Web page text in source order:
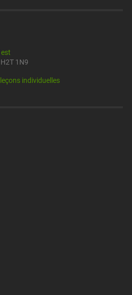
1N9
individuelles